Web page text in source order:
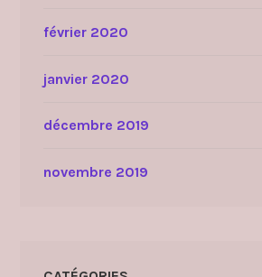
février 2020
janvier 2020
décembre 2019
novembre 2019